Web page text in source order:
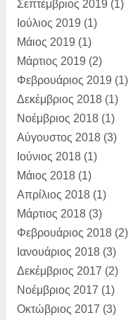
Σεπτέμβριος 2019 (1)
Ιούλιος 2019 (1)
Μάιος 2019 (1)
Μάρτιος 2019 (2)
Φεβρουάριος 2019 (1)
Δεκέμβριος 2018(1)
Νοέμβριος 2018(1)
Αύγουστος 2018(3)
Ιούνιος 2018(1)
Μάιος 2018(1)
Απρίλιος 2018(1)
Μάρτιος 2018(3)
Φεβρουάριος 2018(2)
Ιανουάριος 2018(3)
Δεκέμβριος 2017 (2)
Νοέμβριος 2017 (1)
Οκτώβριος 2017 (3)